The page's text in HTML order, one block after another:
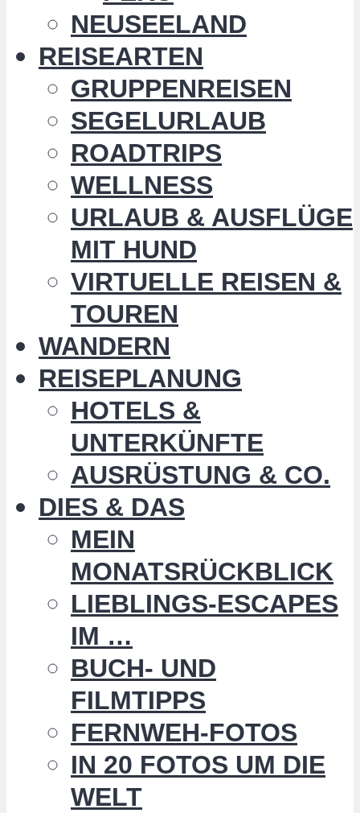
NEUSEELAND
REISEARTEN
GRUPPENREISEN
SEGELURLAUB
ROADTRIPS
WELLNESS
URLAUB & AUSFLÜGE
MIT HUND
VIRTUELLE REISEN &
TOUREN
WANDERN
REISEPLANUNG
HOTELS &
UNTERKÜNFTE
AUSRÜSTUNG & CO.
DIES & DAS
MEIN
MONATSRÜCKBLICK
LIEBLINGS-ESCAPES
IM …
BUCH- UND
FILMTIPPS
FERNWEH-FOTOS
IN 20 FOTOS UM DIE
WELT